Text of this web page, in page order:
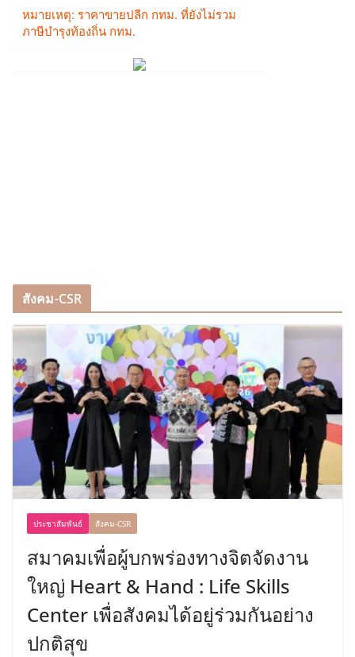
สังคม-CSR
ประชาสัมพันธ์ สังคม-CSR
สมาคมเพื่อผู้บกพร่องทางจิตจัดงาน
ใหญ่ Heart & Hand : Life Skills
Center เพื่อสังคมได้อยู่ร่วมกันอย่าง
ปกติสุข